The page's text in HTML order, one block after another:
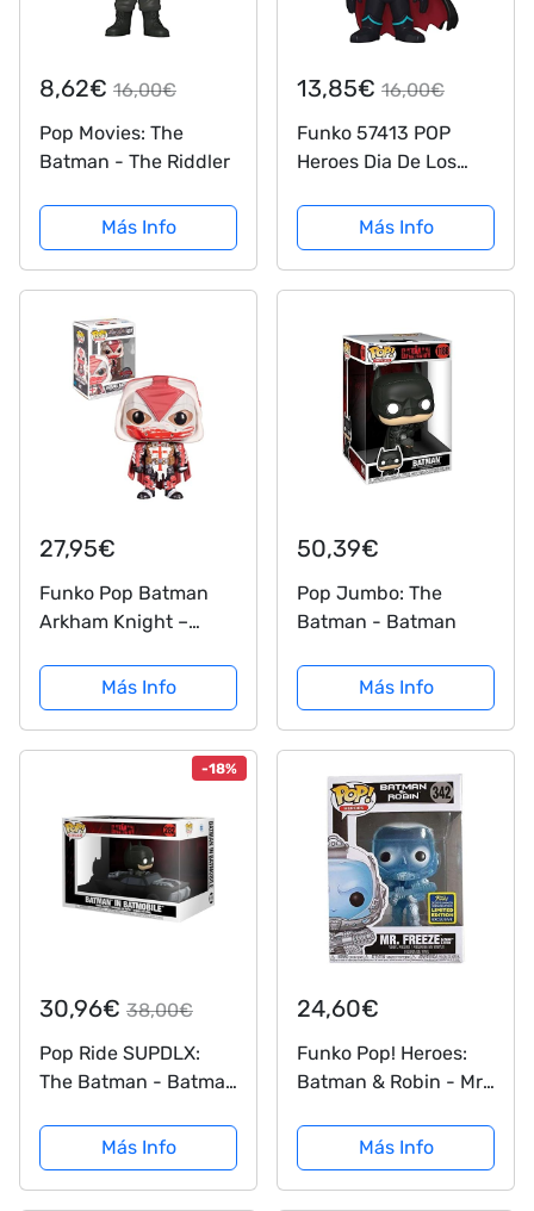
8,62€ 16,00€
Pop Movies: The
Batman - The Riddler
Más Info
13,85€ 16,00€
Funko 57413 POP
Heroes Dia De Los
Más Info
27,95€
Funko Pop Batman
Arkham Knight –
Funko Pop Limited
Edition
Más Info
50,39€
Pop Jumbo: The
Batman - Batman
Más Info
-18%
30,96€ 38,00€
Pop Ride SUPDLX:
The Batman - Batman
Más Info
24,60€
Funko Pop! Heroes:
Batman & Robin - Mr.
#342 SDCC 2020
Shared Summer
Convention Exclusive
Más Info